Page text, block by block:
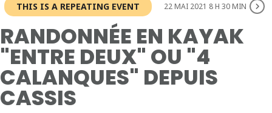
THIS IS A REPEATING EVENT 22 MAI 2021 8 H 30 MIN
RANDONNÉE EN KAYAK
"ENTRE DEUX" OU "4
CALANQUES" DEPUIS
CASSIS